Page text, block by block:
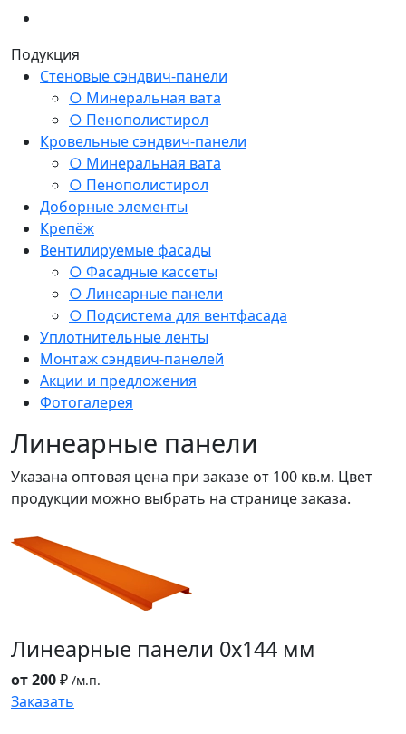
Подукция
Стеновые сэндвич-панели
○ Минеральная вата
○ Пенополистирол
Кровельные сэндвич-панели
○ Минеральная вата
○ Пенополистирол
Доборные элементы
Крепёж
Вентилируемые фасады
○ Фасадные кассеты
○ Линеарные панели
○ Подсистема для вентфасада
Уплотнительные ленты
Монтаж сэндвич-панелей
Акции и предложения
Фотогалерея
Линеарные панели
Указана оптовая цена при заказе от 100 кв.м. Цвет
продукции можно выбрать на странице заказа.
Линеарные панели 0x144 мм
от 200₽ /м.п.
Заказать